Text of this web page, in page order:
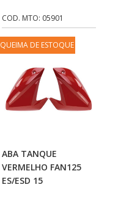
COD. MTO: 05901
Adicionar Ao
Carrinho
QUEIMA DE ESTOQUE
ABA TANQUE
VERMELHO FAN125
ES/ESD 15